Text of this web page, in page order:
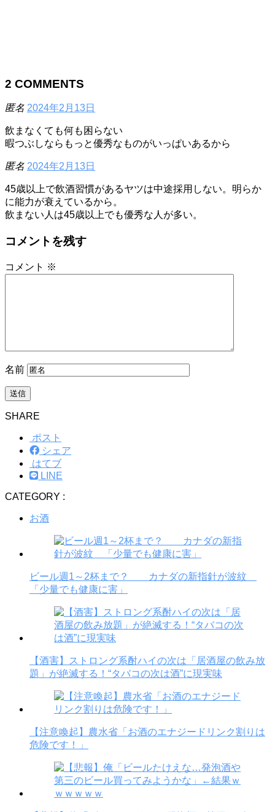
2 COMMENTS
匿名 2024年2月13日
飲まなくても何も困らない
暇つぶしならもっと優秀なものがいっぱいあるから
匿名 2024年2月13日
45歳以上で飲酒習慣があるヤツは中途採用しない。明らか
に能力が衰えているから。
飲まない人は45歳以上でも優秀な人が多い。
コメントを残す
コメント ※
名前
SHARE
ポスト
シェア
はてブ
LINE
CATEGORY :
お酒
ビール週1～2杯まで？ カナダの新指針が波紋
「少量でも健康に害」
【酒害】ストロング系酎ハイの次は「居酒屋の飲み放
題」が絶滅する！“タバコの次は酒”に現実味
【注意喚起】農水省「お酒のエナジードリンク割りは
危険です！」